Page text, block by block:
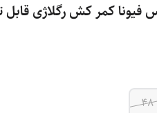
فیونا کمر کش رگلاژی قابل
48